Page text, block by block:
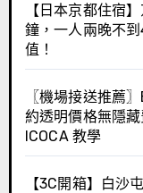
【日本京都住宿
鐘，一人兩晚不
值！
〖機場接送推薦
約透明價格無隱
ICOCA 教學
【3C開箱】白沙